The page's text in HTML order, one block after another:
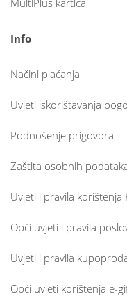
MultiPlus kartica
Info
Načini plaćanja
Uvjeti iskorištavanja
Podnošenje prigovora
Zaštita osobnih
Uvjeti i pravila
Opći uvjeti i pravila
Uvjeti i pravila
Opći uvjeti korištenja e-